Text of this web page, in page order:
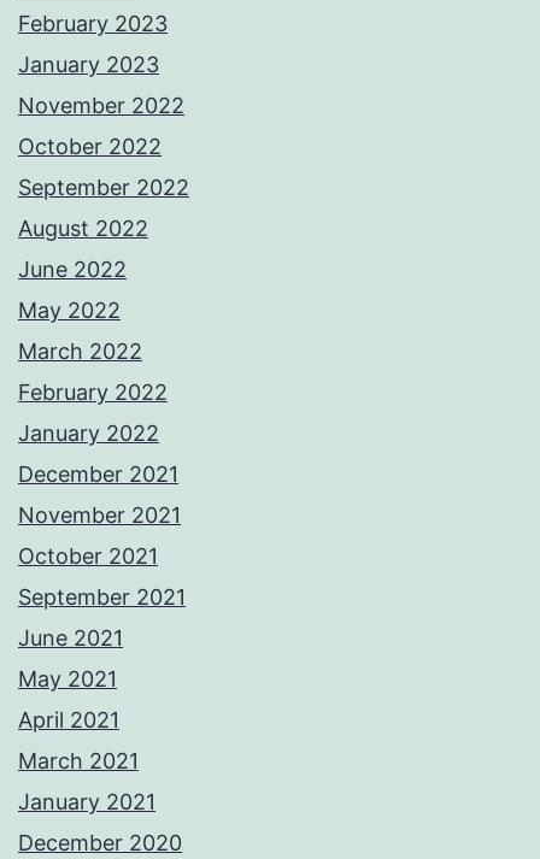
February 2023
January 2023
November 2022
October 2022
September 2022
August 2022
June 2022
May 2022
March 2022
February 2022
January 2022
December 2021
November 2021
October 2021
September 2021
June 2021
May 2021
April 2021
March 2021
January 2021
December 2020